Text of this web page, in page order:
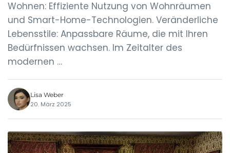
Wohnen: Effiziente Nutzung von Wohnräumen
und Smart-Home-Technologien. Veränderliche
Lebensstile: Anpassbare Räume, die mit Ihren
Bedürfnissen wachsen. Im Zeitalter des
modernen …
Lisa Weber
20. März 2025